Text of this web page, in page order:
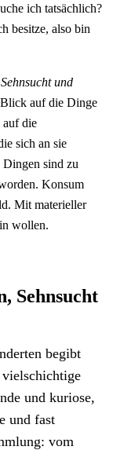
ich tatsächlich?
besitze, also bin
und
auf die Dinge
auf die
sich an sie
sind zu
Konsum
Mit materieller
wollen.
Sehnsucht
begibt
und kuriose,
und fast
vom